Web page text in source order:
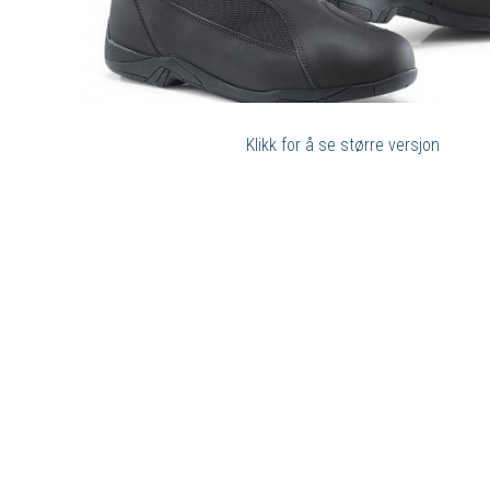
Klikk for å se større versjon